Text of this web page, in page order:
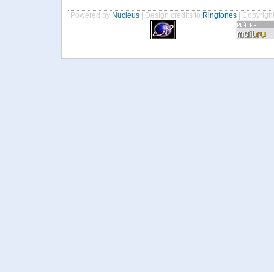
Powered by Nucleus | Design credits to Ringtones |